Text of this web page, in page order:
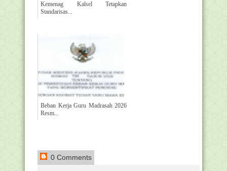
Kemenag Kalsel Tetapkan
Standarisas...
Beban Kerja Guru Madrasah 2026
Resm...
0 Comments